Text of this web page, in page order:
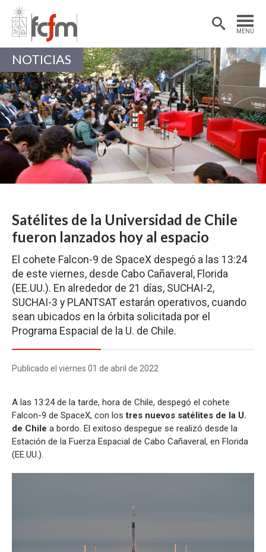
MENÚ
Estudiantes
Académicas/os
NOTICIAS
Satélites de la Universidad de Chile
fueron lanzados hoy al espacio
El cohete Falcon-9 de SpaceX despegó a las 13:24
de este viernes, desde Cabo Cañaveral, Florida
(EE.UU.). En alrededor de 21 días, SUCHAI-2,
SUCHAI-3 y PLANTSAT estarán operativos, cuando
sean ubicados en la órbita solicitada por el
Programa Espacial de la U. de Chile.
Publicado el viernes 01 de abril de 2022
A las 13:24 de la tarde, hora de Chile, despegó el cohete
Falcon-9 de SpaceX, con lostres nuevos satélites de la U.
de Chile a bordo. El exitoso despegue se realizó desde la
Estación de la Fuerza Espacial de Cabo Cañaveral, en Florida
(EE.UU.).